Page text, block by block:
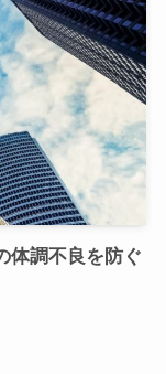
体調不良を防ぐ